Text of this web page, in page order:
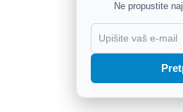
Ne propustite